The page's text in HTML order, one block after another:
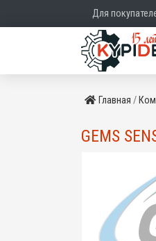
Для
Главная
GEMS